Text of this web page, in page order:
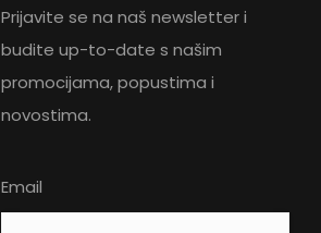
Prijavite se na naš newsletter i
budite up-to-date s našim
promocijama, popustima i
novostima.
Email